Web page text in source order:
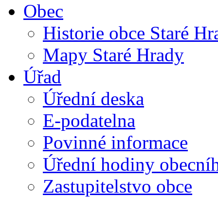
Obec
Historie obce Staré
Mapy Staré Hrady
Úřad
Úřední deska
E-podatelna
Povinné informace
Úřední hodiny
Zastupitelstvo obce